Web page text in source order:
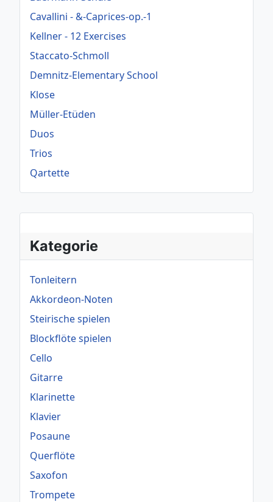
Kategorie
Tonleitern
Akkordeon-Noten
Steirische spielen
Blockflöte spielen
Cello
Gitarre
Klarinette
Klavier
Posaune
Querflöte
Saxofon
Trompete
Cavallini - &-Caprices-op.-1
Kellner - 12 Exercises
Staccato-Schmoll
Demnitz-Elementary School
Klose
Müller-Etüden
Duos
Trios
Qartette